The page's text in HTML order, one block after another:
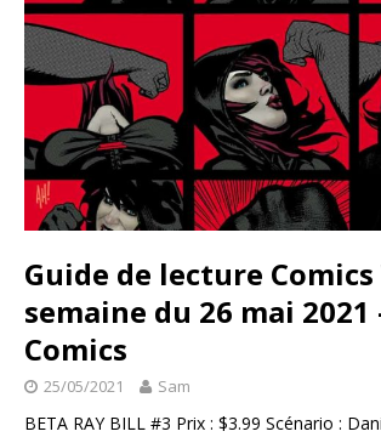
Guide de lecture Comics
semaine du 26 mai 2021
Comics
25/05/2021 Sam
BETA RAY BILL #3 Prix : $3.99 Scénario :